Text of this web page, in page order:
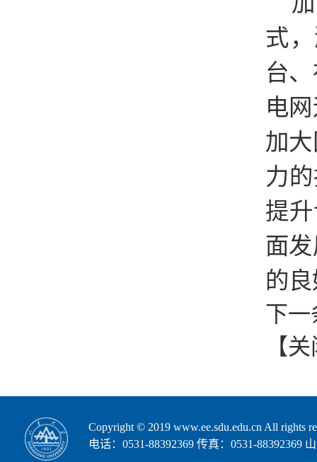
式
台
电
加
力
提
面
的
下一
【关
Copyright © 2019 www.ee.sdu.edu.cn All
电话：0531-88392369 传真：0531-